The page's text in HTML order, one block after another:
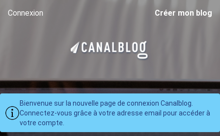
Connexion Créer mon blog
Bienvenue sur la nouvelle page de connexion Canalblog.
Connectez-vous grâce à votre adresse email pour accéder à
votre compte.